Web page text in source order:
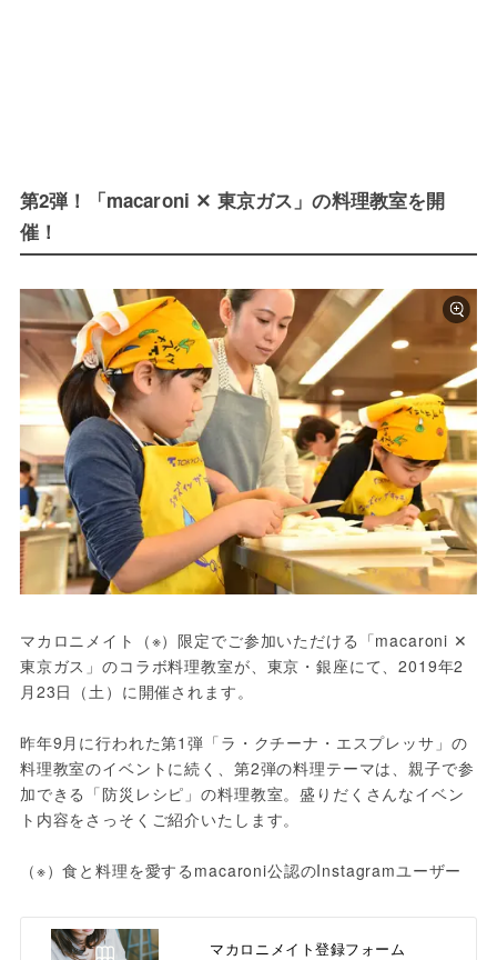
第2弾！「macaroni ✕ 東京ガス」の料理教室を開
催！
マカロニメイト（※）限定でご参加いただける「macaroni ✕
東京ガス」のコラボ料理教室が、東京・銀座にて、2019年2
月23日（土）に開催されます。
昨年9月に行われた第1弾「ラ・クチーナ・エスプレッサ」の
料理教室のイベントに続く、第2弾の料理テーマは、親子で参
加できる「防災レシピ」の料理教室。盛りだくさんなイベン
ト内容をさっそくご紹介いたします。
（※）食と料理を愛するmacaroni公認のInstagramユーザー
マカロニメイト登録フォーム